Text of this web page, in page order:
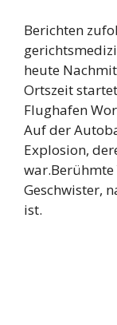
Berichten
heute
Ortszeit
Flughafen
Auf der
Explosion,
Geschwister,
ist.